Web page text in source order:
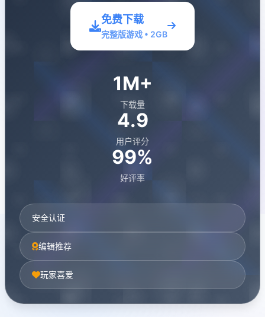
免费下载
完整版游戏 • 2GB
1M+
下载量
4.9
用户评分
99%
好评率
安全认证
编辑推荐
玩家喜爱